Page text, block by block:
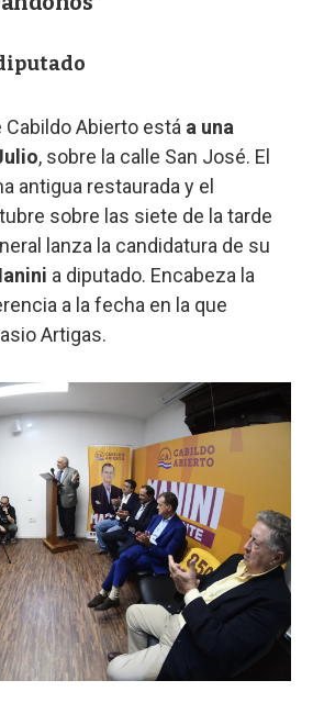
Abierto está a una
, sobre la calle San José. El
antigua restaurada y el
sobre las siete de la tarde
lanza la candidatura de su
a diputado. Encabeza la
a la fecha en la que
Artigas.